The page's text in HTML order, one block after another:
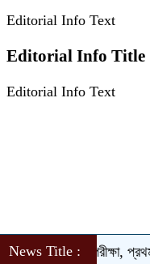
News Title :
নবমে পরীক্ষা, প্রথম
Editorial Info Text
Editorial Info Title
Editorial Info Text